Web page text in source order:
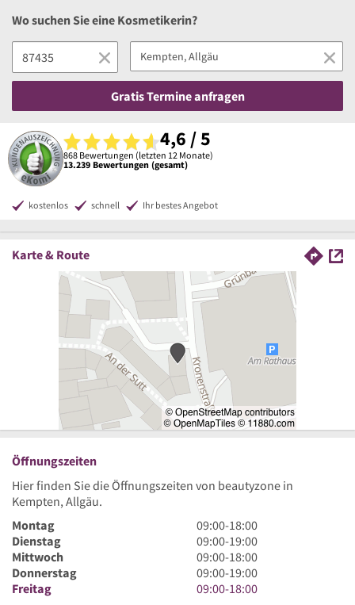
Wo suchen Sie eine Kosmetikerin?
Gratis Termine anfragen
4,6 / 5
868 Bewertungen (letzten 12 Monate)
13.239 Bewertungen (gesamt)
kostenlos schnell Ihr bestes Angebot
Karte & Route
Öffnungszeiten
Hier finden Sie die Öffnungszeiten von beautyzone in
Kempten, Allgäu.
Montag
9
Uhr
bis
18
Uhr
09:00-18:00
Dienstag
9
Uhr
bis
19
09:00-19:00
Mittwoch
9
Uhr
bis
09:00-18:00
Donnerstag
9
Uhr
09:00-19:00
Freitag
9
09:00-18:00